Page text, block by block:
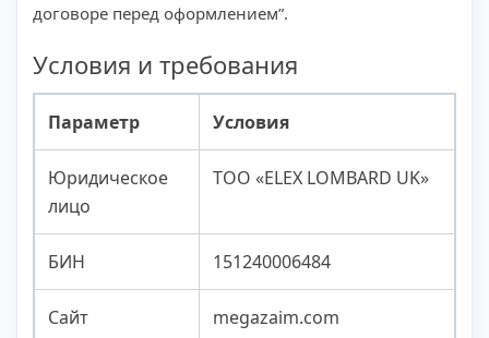
договоре перед оформлением”.
Условия и требования
Параметр Условия
Юридическое
лицо
ТОО «ELEX LOMBARD UK»
БИН 151240006484
Сайт megazaim.com